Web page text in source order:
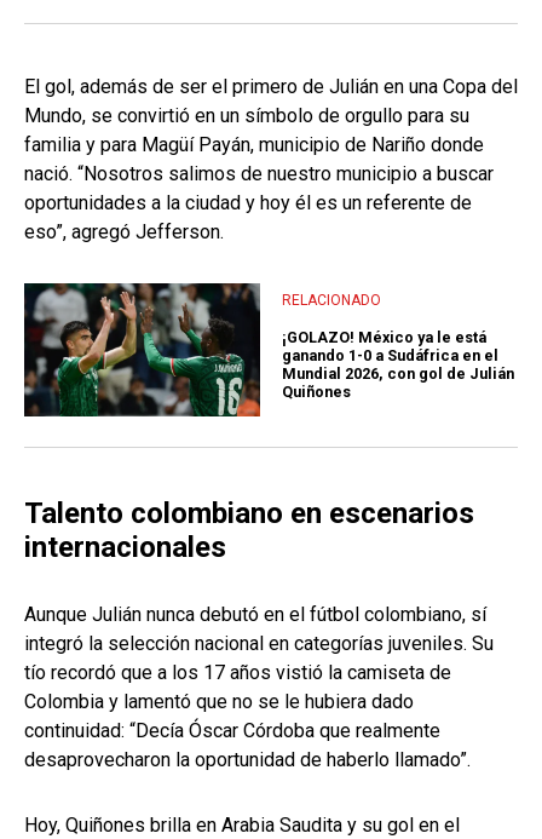
El gol, además de ser el primero de Julián en una Copa del
Mundo, se convirtió en un símbolo de orgullo para su
familia y para Magüí Payán, municipio de Nariño donde
nació. “Nosotros salimos de nuestro municipio a buscar
oportunidades a la ciudad y hoy él es un referente de
eso”, agregó Jefferson.
RELACIONADO
¡GOLAZO! México ya le está
ganando 1-0 a Sudáfrica en el
Mundial 2026, con gol de Julián
Quiñones
Talento colombiano en escenarios
internacionales
Aunque Julián nunca debutó en el fútbol colombiano, sí
integró la selección nacional en categorías juveniles. Su
tío recordó que a los 17 años vistió la camiseta de
Colombia y lamentó que no se le hubiera dado
continuidad: “Decía Óscar Córdoba que realmente
desaprovecharon la oportunidad de haberlo llamado”.
Hoy, Quiñones brilla en Arabia Saudita y su gol en el